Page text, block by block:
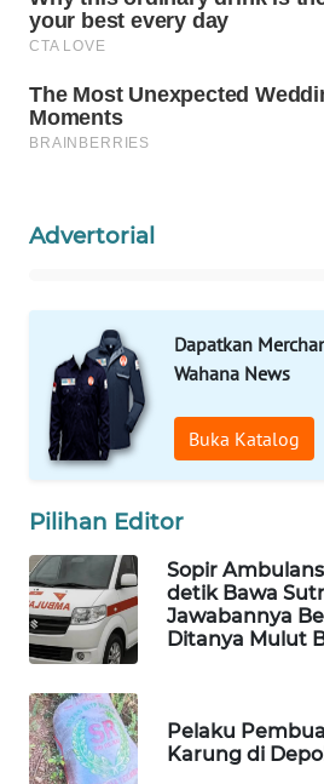
Advertorial
Dapatkan
Wahana News
Buka Katalog
Pilihan Editor
Sopir
detik Bawa
Jawabannya
Ditanya Mulut
Pelaku
Karung di
WAHANA
TANI
WAHANA
ADVOKAT
INFRASTRUKTUR
WAHANA
LISTRIK
WAHANA
WAHANA
TV
WAHANANEWS
WAHANANEWS
CO ID